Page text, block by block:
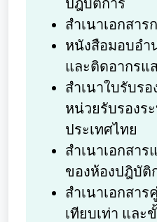
ปฎิบัติการ
สำเนาเอกสา
หนังสือมอบอ
และติดอากรแ
สำเนาใบรับร
หน่วยรับรองร
ประเทศไทย
สำเนาเอกสาร
ของห้องปฎิบัติ
สำเนาเอกสา
เทียบเท่า แล